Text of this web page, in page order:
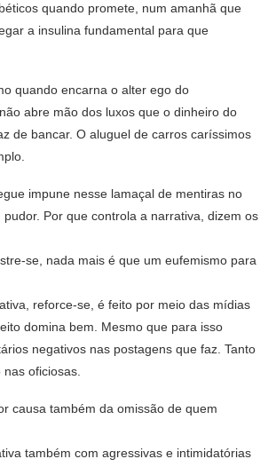
quando promete, num amanhã que
a insulina fundamental para que
quando encarna o alter ego do
abre mão dos luxos que o dinheiro do
de bancar. O aluguel de carros caríssimos
impune nesse lamaçal de mentiras no
Por que controla a narrativa, dizem os
se, nada mais é que um eufemismo para
reforce-se, é feito por meio das mídias
domina bem. Mesmo que para isso
negativos nas postagens que faz. Tanto
nas oficiosas.
causa também da omissão de quem
também com agressivas e intimidatórias